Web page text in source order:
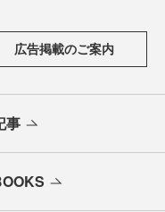
広告掲載のご案内
事